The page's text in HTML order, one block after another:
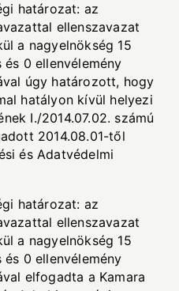
határozat: az
ellenszavazat
a nagyelnökség 15
0 ellenvélemény
úgy határozott, hogy
hatályon kívül helyezi
I./2014.07.02. számú
2014.08.01-től
és Adatvédelmi
határozat: az
ellenszavazat
a nagyelnökség 15
0 ellenvélemény
elfogadta a Kamara